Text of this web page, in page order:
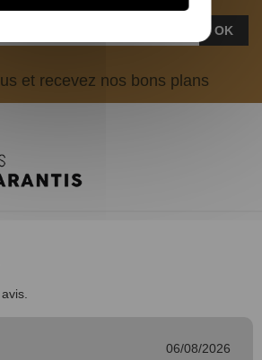
OK
et recevez nos bons plans
06/08/2026